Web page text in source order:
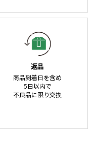
返品
商品到着日を含め
5日以内で
不良品に限り交換